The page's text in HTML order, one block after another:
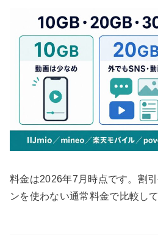
料金は2026年7月時点です。割
ンを使わない通常料金で比較して